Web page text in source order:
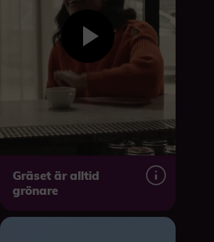
Gräset är alltid
grönare